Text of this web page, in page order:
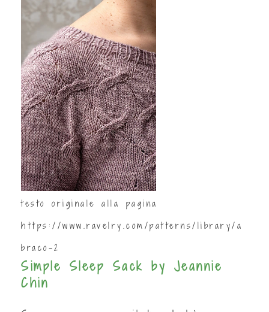
testo originale alla pagina
https://www.ravelry.com/patterns/library/a
braco-2
Simple Sleep Sack by Jeannie
Chin